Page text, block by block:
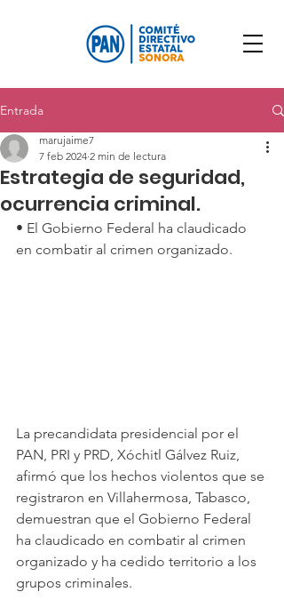
Entrada
Estrategia de seguridad,
ocurrencia criminal.
marujaime7
7 feb 2024 2 min de lectura
• El Gobierno Federal ha claudicado
en combatir al crimen organizado.
La precandidata presidencial por el
PAN, PRI y PRD, Xóchitl Gálvez Ruiz,
afirmó que los hechos violentos que se
registraron en Villahermosa, Tabasco,
demuestran que el Gobierno Federal
ha claudicado en combatir al crimen
organizado y ha cedido territorio a los
grupos criminales.